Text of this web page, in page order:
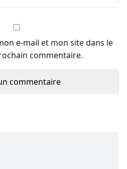
e-mail et mon site dans le
commentaire.